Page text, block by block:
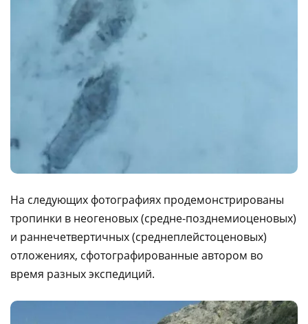
На следующих фотографиях продемонстрированы
тропинки в неогеновых (средне-позднемиоценовых)
и раннечетвертичных (среднеплейстоценовых)
отложениях, сфотографированные автором во
время разных экспедиций.